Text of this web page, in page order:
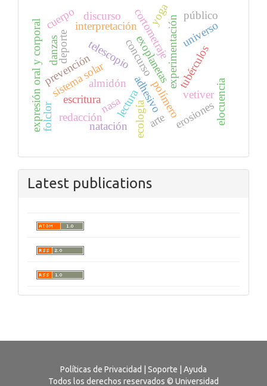
polímero
adhesivo
experimentación
almidón tubérculos
exoplanetas
telescopio
nasa
sistema solar
universo
lectura
escritura
cortometraje
interpretación
ecología
vetiver
erosiones
prevención
deporte
natación
expresión oral y corporal elocuencia
redacción
discurso
concurso
público
yoga
arte
cuerpo
danzas
folclor
Latest publications
Políticas de Privacidad Soporte
Ayuda
Todos los derechos reservados © Universidad